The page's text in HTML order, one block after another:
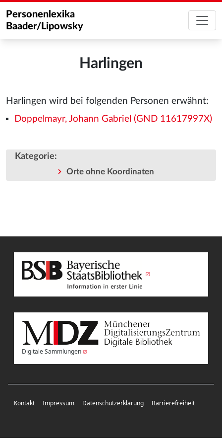
Personenlexika
Baader/Lipowsky
Harlingen
Harlingen wird bei folgenden Personen erwähnt:
Doppelmayr, Johann Gabriel (GND 11617997X)
Kategorie:
Orte ohne Koordinaten
Digitale Sammlungen
Kontakt Impressum Datenschutzerklärung Barrierefreiheit